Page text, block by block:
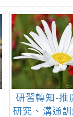
研習轉知-推
研究、溝通